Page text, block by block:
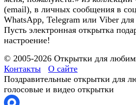
(email), в личных сообщения в
WhatsApp, Telegram или Viber
Пусть электронная открытка
настроение!
© 2005-2026 Открытки для
Контакты
О сайте
Поздравительные открытки для
голосовые и видео открытки